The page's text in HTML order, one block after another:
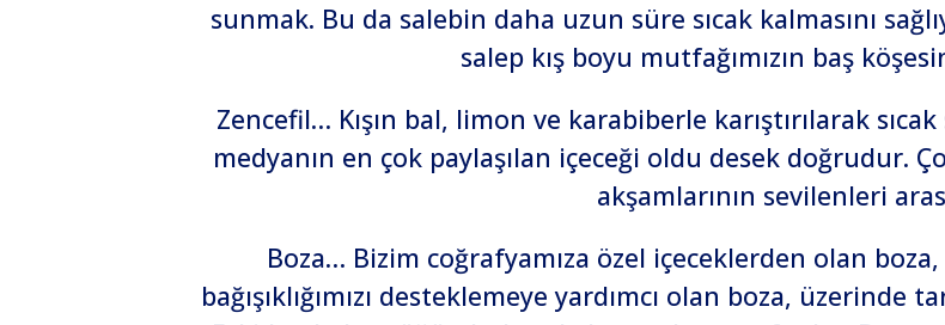
sunmak. Bu da salebin daha uzun süre sıcak kalmasını
salep kış boyu mutfağımızın baş
Zencefil… Kışın bal, limon ve karabiberle karıştırılarak
medyanın en çok paylaşılan içeceği oldu desek doğrudur.
akşamlarının sevilenleri
Boza… Bizim coğrafyamıza özel içeceklerden olan
bağışıklığımızı desteklemeye yardımcı olan boza, üzerinde